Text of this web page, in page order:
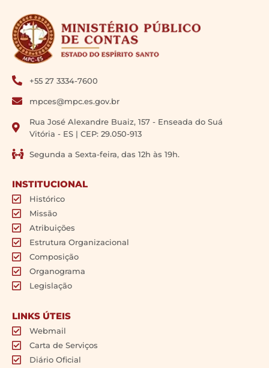
+55 27 3334-7600
mpces@mpc.es.gov.br
Rua José Alexandre Buaiz, 157 - Enseada do Suá
Vitória - ES | CEP: 29.050-913
Segunda a Sexta-feira, das 12h às 19h.
INSTITUCIONAL
Histórico
Missão
Atribuições
Estrutura Organizacional
Composição
Organograma
Legislação
LINKS ÚTEIS
Webmail
Carta de Serviços
Diário Oficial